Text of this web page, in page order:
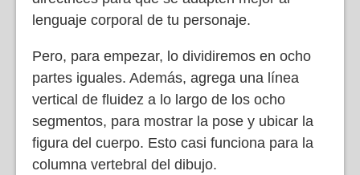
lenguaje corporal de tu personaje.
Pero, para empezar, lo dividiremos en ocho
partes iguales. Además, agrega una línea
vertical de fluidez a lo largo de los ocho
segmentos, para mostrar la pose y ubicar la
figura del cuerpo. Esto casi funciona para la
columna vertebral del dibujo.